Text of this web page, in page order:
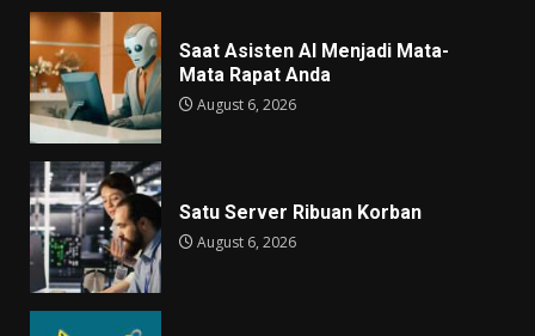
Saat Asisten AI Menjadi Mata-
Mata Rapat Anda
August 6, 2026
Satu Server Ribuan Korban
August 6, 2026